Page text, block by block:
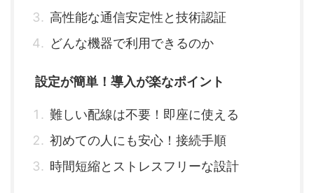
高性能な通信安定性と技術認証
どんな機器で利用できるのか
設定が簡単！導入が楽なポイント
難しい配線は不要！即座に使える
初めての人にも安心！接続手順
時間短縮とストレスフリーな設計